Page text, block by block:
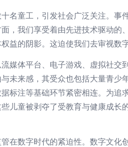
名童工，引发社会广泛关注。
，我们享受着由先进技术驱动
益的阴影。这迫使我们去审视数
媒体平台、电子游戏、虚拟社
未来感，其受众也包括大量青
标注等基础环节紧密相连。为
儿童被剥夺了受教育与健康成
在数字时代的紧迫性。数字文